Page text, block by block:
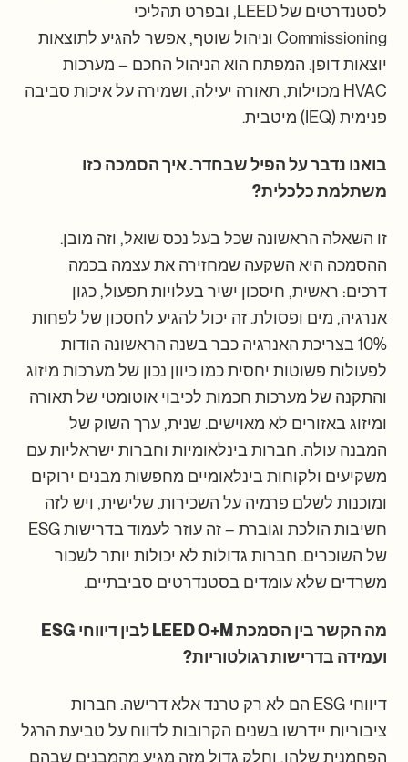
לסטנדרטים של LEED, ובפרט תהליכי
Commissioning וניהול שוטף, אפשר להגיע לתוצאות
יוצאות דופן. המפתח הוא הניהול החכם – מערכות
HVAC מכוילות, תאורה יעילה, ושמירה על איכות סביבה
פנימית (IEQ) מיטבית.
בואנו נדבר על הפיל שבחדר. איך הסמכה כזו
משתלמת כלכלית?
זו השאלה הראשונה שכל בעל נכס שואל, וזה מובן.
ההסמכה היא השקעה שמחזירה את עצמה בכמה
דרכים: ראשית, חיסכון ישיר בעלויות תפעול, כגון
אנרגיה, מים ופסולת. זה יכול להגיע לחסכון של לפחות
10% בצריכת האנרגיה כבר בשנה הראשונה הודות
לפעולות פשוטות יחסית כמו כיוון נכון של מערכות מיזוג
והתקנה של מערכות חכמות לכיבוי אוטומטי של תאורה
ומיזוג באזורים לא מאוישים. שנית, ערך השוק של
המבנה עולה. חברות בינלאומיות וחברות ישראליות עם
משקיעים ולקוחות בינלאומיים מחפשות מבנים ירוקים
ומוכנות לשלם פרמיה על השכירות. שלישית, ויש לזה
חשיבות הולכת וגוברת – זה עוזר לעמוד בדרישות ESG
של השוכרים. חברות גדולות לא יכולות יותר לשכור
משרדים שלא עומדים בסטנדרטים סביבתיים.
מה הקשר בין הסמכת LEED O+M לבין דיווחי ESG
ועמידה בדרישות רגולטוריות?
דיווחי ESG הם לא רק טרנד אלא דרישה. חברות
ציבוריות יידרשו בשנים הקרובות לדווח על טביעת הרגל
הפחמנית שלהן, וחלק גדול מזה מגיע מהמבנים שבהם